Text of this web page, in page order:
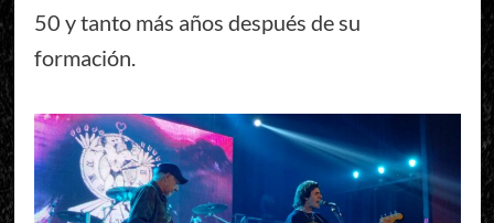
50 y tanto más años después de su
formación.